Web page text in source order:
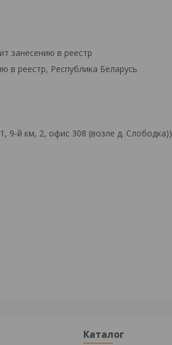
занесению в реестр
в реестр, Республика Беларусь
9-й км, 2, офис 308 (возле д. Слободка))
Каталог